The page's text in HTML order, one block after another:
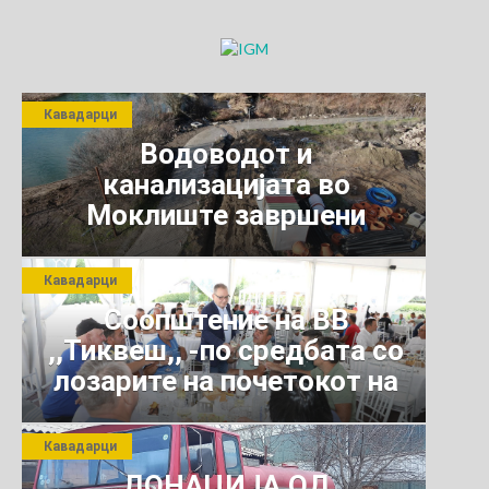
Водоводот и
канализацијата во
Моклиште завршени
Кавадарци
Соопштение на ВВ
,,Тиквеш,, -по средбата со
лозарите на почетокот на
јули 2026 г.
Кавадарци
Кавадарци